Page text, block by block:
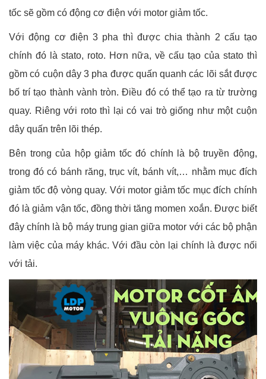
tốc sẽ gồm có động cơ điện với motor giảm tốc.
Với động cơ điện 3 pha thì được chia thành 2 cấu tạo
chính đó là stato, roto. Hơn nữa, về cấu tạo của stato thì
gồm có cuộn dây 3 pha được quấn quanh các lõi sắt được
bố trí tạo thành vành tròn. Điều đó có thể tạo ra từ trường
quay. Riêng với roto thì lại có vai trò giống như một cuộn
dây quấn trên lõi thép.
Bên trong của hộp giảm tốc đó chính là bộ truyền động,
trong đó có bánh răng, trục vít, bánh vít,… nhằm mục đích
giảm tốc độ vòng quay. Với motor giảm tốc mục đích chính
đó là giảm vận tốc, đồng thời tăng momen xoắn. Được biết
đây chính là bộ máy trung gian giữa motor với các bộ phận
làm việc của máy khác. Với đầu còn lại chính là được nối
với tải.